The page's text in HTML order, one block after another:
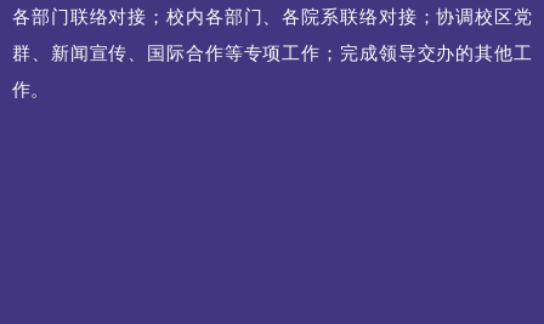
各部门联络对接；校内各部门、各院系联络对接；协调校区党
群、新闻宣传、国际合作等专项工作；完成领导交办的其他工
作。